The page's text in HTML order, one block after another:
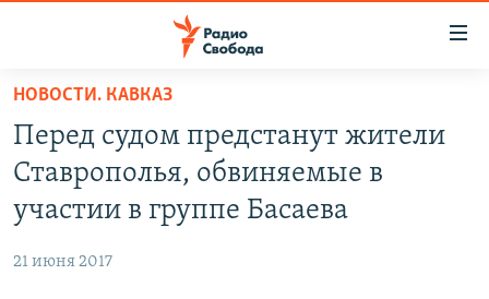
упрощенного
доступа
Вернуться
основному
Вернутся
ПОДКАСТЫ
АВТОРСКИЕ ПРОЕКТЫ
МНЕНИЯ
НОВОСТИ. КАВКАЗ
Перед судом предстанут жители
Ставрополья, обвиняемые в
участии в группе Басаева
21 июня 2017